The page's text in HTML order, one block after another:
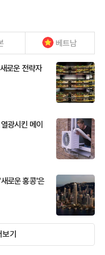
베트남
로운 전략자
광시킨 메이
로운 홍콩'은
보기